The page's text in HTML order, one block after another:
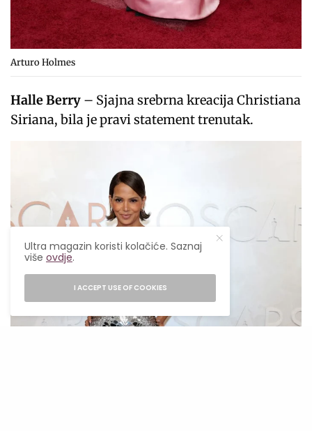
Arturo Holmes
Halle Berry – Sjajna srebrna kreacija Christiana
Siriana, bila je pravi statement trenutak.
Ultra magazin koristi kolačiće. Saznaj
višeovdje.
I ACCEPT USE OF COOKIES